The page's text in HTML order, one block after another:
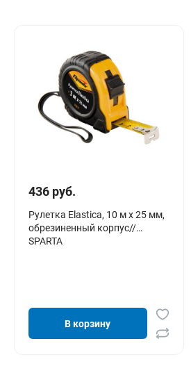
436 руб.
Рулетка Elastica, 10 м х 25 мм,
обрезиненный корпус//
SPARTA
В корзину